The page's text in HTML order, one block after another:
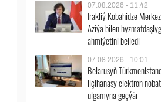
07.08.2026 - 11:42
Irakliý Kobahidze
Aziýa bilen
ähmiýetini belledi
07.08.2026 - 10:01
Belarusyň
ilçihanasy elektron nobat
ulgamyna geçýär